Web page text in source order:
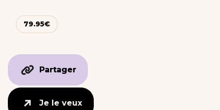
79.95€
Partager
Partager
Je le veux
Je le veux